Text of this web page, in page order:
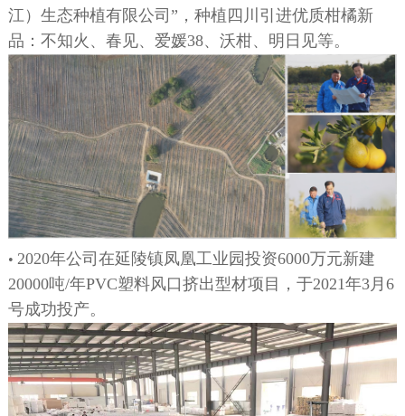
江）生态种植有限公司”，种植四川引进优质柑橘新
品：不知火、春见、爱媛38、沃柑、明日见等。
• 2020年公司在延陵镇凤凰工业园投资6000万元新建
20000吨/年PVC塑料风口挤出型材项目，于2021年3月6
号成功投产。